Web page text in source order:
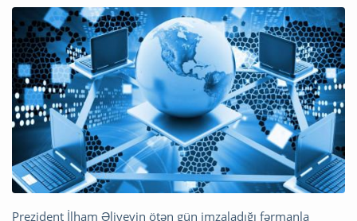
Prezident İlham Əliyevin ötən gün imzaladığı fərmanla